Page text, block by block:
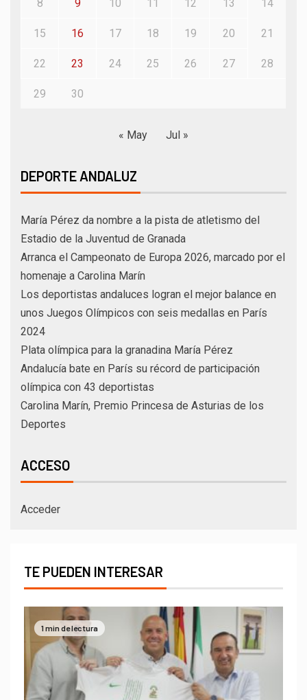
8 9 10 11 12 13 14
15 16 17 18 19 20 21
22 23 24 25 26 27 28
29 30
« May Jul »
DEPORTE ANDALUZ
María Pérez da nombre a la pista de atletismo del
Estadio de la Juventud de Granada
Arranca el Campeonato de Europa 2026, marcado por el
homenaje a Carolina Marín
Los deportistas andaluces logran el mejor balance en
unos Juegos Olímpicos con seis medallas en París
2024
Plata olímpica para la granadina María Pérez
Andalucía bate en París su récord de participación
olímpica con 43 deportistas
Carolina Marín, Premio Princesa de Asturias de los
Deportes
ACCESO
Acceder
TE PUEDEN INTERESAR
1 min de lectura